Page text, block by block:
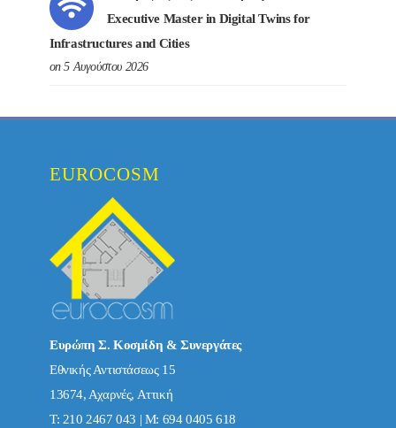
Executive Master in Digital Twins for
Infrastructures and Cities
on 5 Αυγούστου 2026
EUROCOSM
Ευρώπη Σ. Κοσμίδη & Συνεργάτες
Εθνικής Αντιστάσεως 15
13674, Αχαρνές, Αττική
Τ: 210 2467 043 | Μ: 694 0405 618